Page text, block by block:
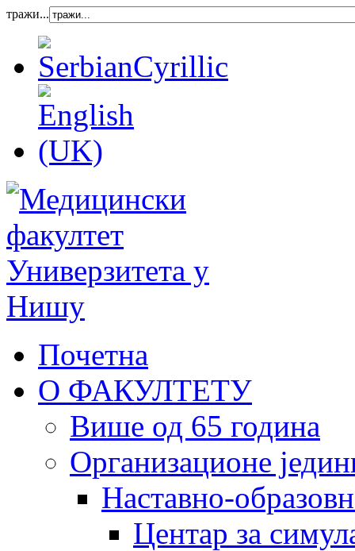
тражи...
Почетна
О ФАКУЛТЕТУ
Више од 65 година
Организационе
Наставно-
Центар за